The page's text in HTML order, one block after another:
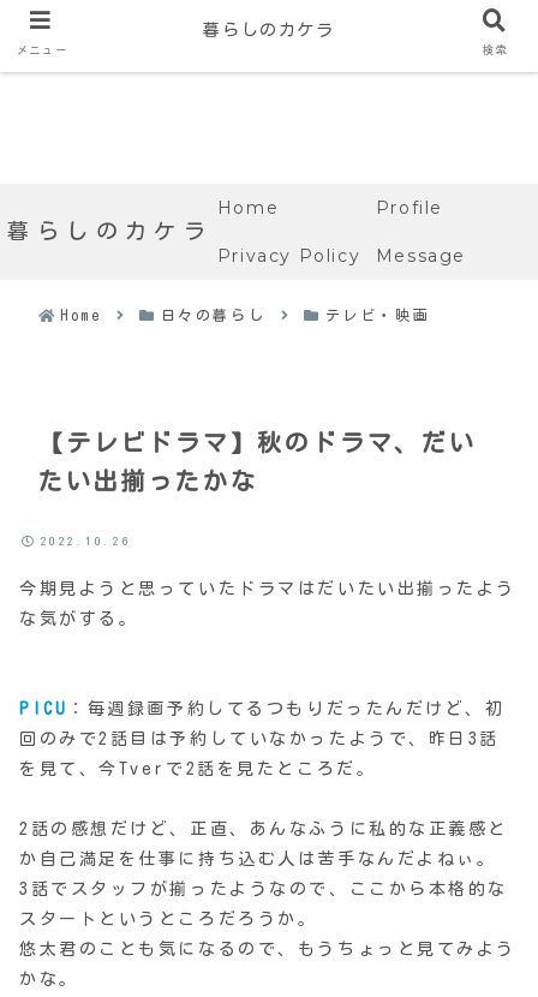
暮らしのカケラ
Home Profile
Privacy Policy Message
Home 日々の暮らし テレビ・映画
【テレビドラマ】秋のドラマ、だい
たい出揃ったかな
2022.10.26
今期見ようと思っていたドラマはだいたい出揃ったよう
な気がする。
PICU ：毎週録画予約してるつもりだったんだけど、初
回のみで2話目は予約していなかったようで、昨日3話
を見て、今Tverで2話を見たところだ。
2話の感想だけど、正直、あんなふうに私的な正義感と
か自己満足を仕事に持ち込む人は苦手なんだよねぃ。
3話でスタッフが揃ったようなので、ここから本格的な
スタートというところだろうか。
悠太君のことも気になるので、もうちょっと見てみよう
かな。
メニュー
暮らしのカケラ
検索